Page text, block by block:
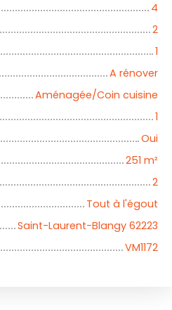
4
2
1
A rénover
Aménagée/Coin cuisine
1
Oui
251 m²
2
Tout à l'égout
Saint-Laurent-Blangy 62223
VM1172